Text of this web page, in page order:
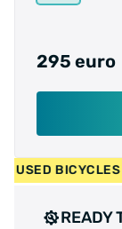
295 euro
EUR • USED
READY